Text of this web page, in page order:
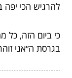
להרגיש הכי
כי ביום הזה, כל
בגרסת ה״אני